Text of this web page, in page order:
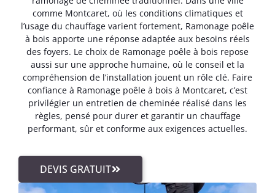
comme Montcaret, où les conditions climatiques et
l’usage du chauffage varient fortement, Ramonage poêle
à bois apporte une réponse adaptée aux besoins réels
des foyers. Le choix de Ramonage poêle à bois repose
aussi sur une approche humaine, où le conseil et la
compréhension de l’installation jouent un rôle clé. Faire
confiance à Ramonage poêle à bois à Montcaret, c’est
privilégier un entretien de cheminée réalisé dans les
règles, pensé pour durer et garantir un chauffage
performant, sûr et conforme aux exigences actuelles.
DEVIS GRATUIT